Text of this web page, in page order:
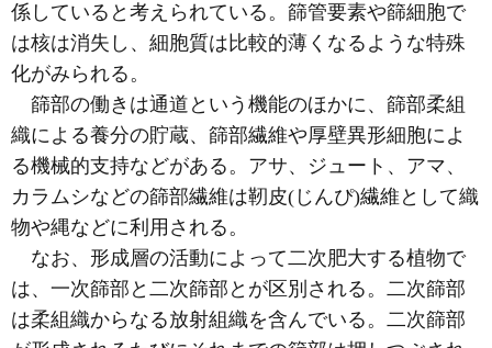
係していると考えられている。篩管要素や篩細胞で
は核は消失し、細胞質は比較的薄くなるような特殊
化がみられる。
篩部の働きは通道という機能のほかに、篩部柔組
織による養分の貯蔵、篩部繊維や厚壁異形細胞によ
る機械的支持などがある。アサ、ジュート、アマ、
カラムシなどの篩部繊維は靭皮(じんぴ)繊維として織
物や縄などに利用される。
なお、形成層の活動によって二次肥大する植物で
は、一次篩部と二次篩部とが区別される。二次篩部
は柔組織からなる放射組織を含んでいる。二次篩部